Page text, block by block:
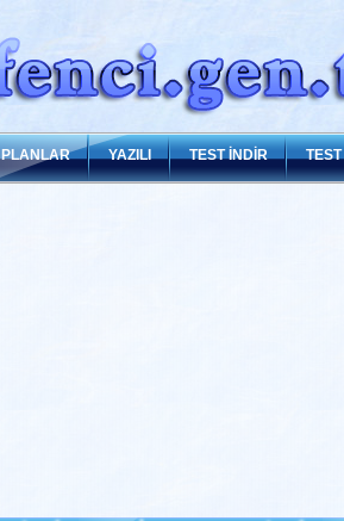
PLANLAR YAZILI TEST İNDİR